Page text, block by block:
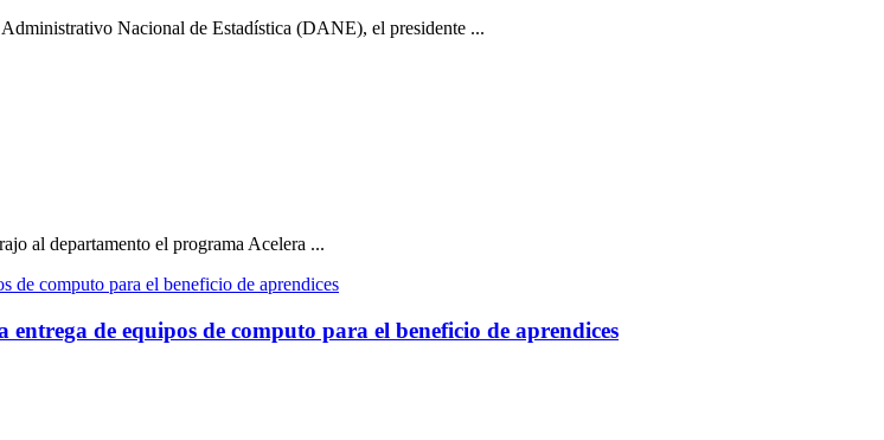
Nacional de Estadística (DANE), el presidente ...
al departamento el programa Acelera ...
de equipos de computo para el beneficio de aprendices